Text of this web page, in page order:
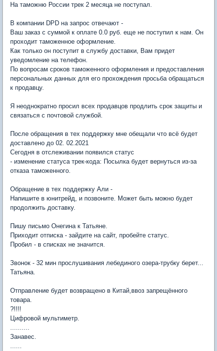
На таможню России трек 2 месяца не поступал.
В компании DPD на запрос отвечают -
Ваш заказ с суммой к оплате 0.0 руб. еще не поступил к нам. Он
проходит таможенное оформление.
Как только он поступит в службу доставки, Вам придет
уведомление на телефон.
По вопросам сроков таможенного оформления и предоставления
персональных данных для его прохождения просьба обращаться
к продавцу.
Я неоднократно просил всех продавцов продлить срок защиты и
связаться с почтовой службой.
После обращения в тех поддержку мне обещали что всё будет
доставлено до 02. 02.2021
Сегодня в отслеживании появился статус
- изменение статуса трек-кода: Посылка будет вернуться из-за
отказа таможенного.
Обращение в тех поддержку Али -
Напишите в юнитрейд, и позвоните. Может быть можно будет
продолжить доставку.
Пишу письмо Онегина к Татьяне.
Приходит отписка - зайдите на сайт, пробейте статус.
Пробил - в списках не значится.
Звонок - 32 мин прослушивания лебединого озера-трубку берет...
Татьяна.
Отправление будет возвращено в Китай,ввоз запрещённого
товара.
?!!!!
Цифровой мультиметр.
Занавес.